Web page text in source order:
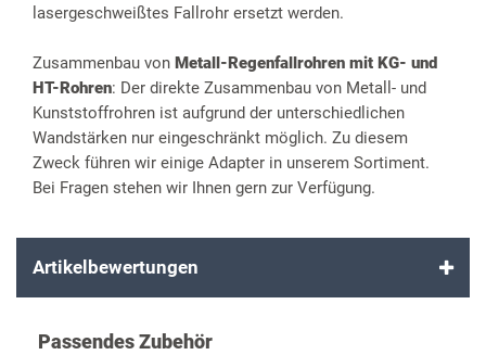
lasergeschweißtes Fallrohr ersetzt werden.
Zusammenbau von Metall-Regenfallrohren mit KG- und
HT-Rohren: Der direkte Zusammenbau von Metall- und
Kunststoffrohren ist aufgrund der unterschiedlichen
Wandstärken nur eingeschränkt möglich. Zu diesem
Zweck führen wir einige Adapter in unserem Sortiment.
Bei Fragen stehen wir Ihnen gern zur Verfügung.
Artikelbewertungen
Passendes Zubehör